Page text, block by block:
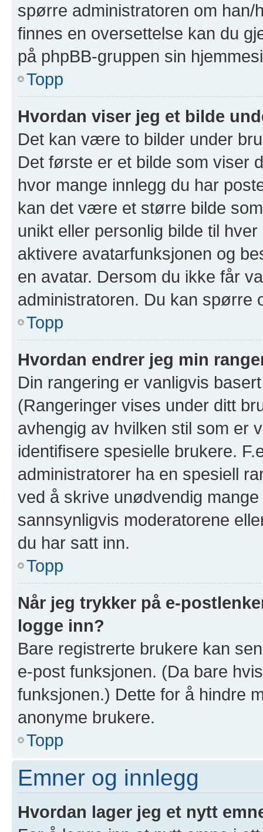
spørre administratoren om
finnes en oversettelse kan du
på phpBB-gruppen sin
Topp
Hvordan viser jeg et bilde
Det kan være to bilder under
Det første er et bilde som viser
hvor mange innlegg du har
kan det være et større bilde
unikt eller personlig bilde til
aktivere avatarfunksjonen og
en avatar. Dersom du ikke får
administratoren. Du kan spørre
Topp
Hvordan endrer jeg min
Din rangering er vanligvis
(Rangeringer vises under ditt
avhengig av hvilken stil som er
identifisere spesielle brukere.
administratorer ha en spesiell
ved å skrive unødvendig
sannsynligvis moderatorene
du har satt inn.
Topp
Når jeg trykker på e-
logge inn?
Bare registrerte brukere kan
e-post funksjonen. (Da bare
funksjonen.) Dette for å hindre
anonyme brukere.
Topp
Emner og innlegg
Hvordan lager jeg et nytt